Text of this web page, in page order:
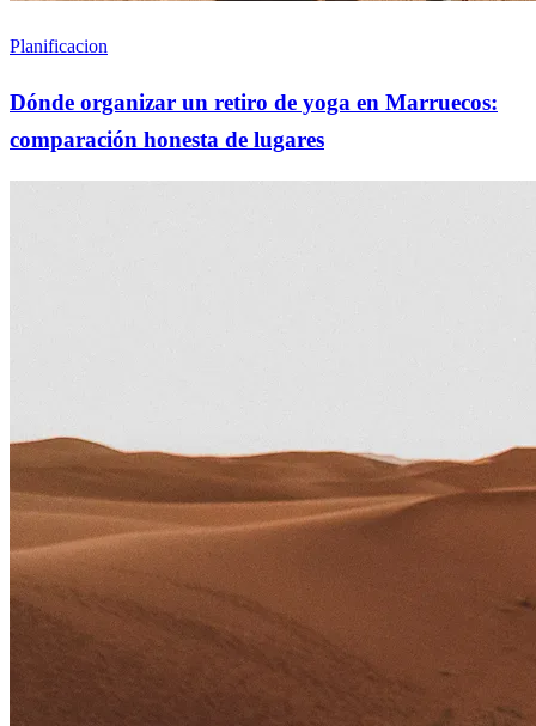
Planificacion
Dónde organizar un retiro de yoga en Marruecos:
comparación honesta de lugares